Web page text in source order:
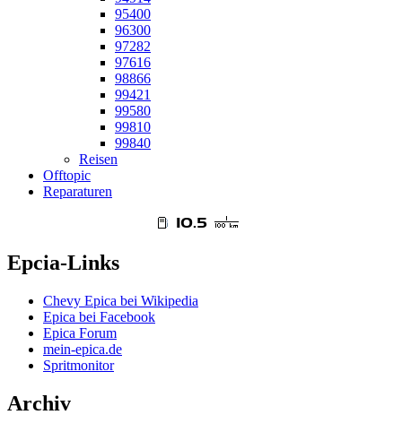
95400
96300
97282
97616
98866
99421
99580
99810
99840
Reisen
Offtopic
Reparaturen
Epcia-Links
Chevy Epica bei Wikipedia
Epica bei Facebook
Epica Forum
mein-epica.de
Spritmonitor
Archiv